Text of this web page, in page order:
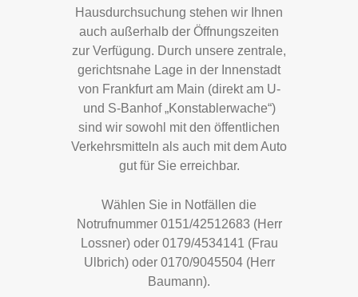
Hausdurchsuchung stehen wir Ihnen
auch außerhalb der Öffnungszeiten
zur Verfügung. Durch unsere zentrale,
gerichtsnahe Lage in der Innenstadt
von Frankfurt am Main (direkt am U-
und S-Banhof „Konstablerwache“)
sind wir sowohl mit den öffentlichen
Verkehrsmitteln als auch mit dem Auto
gut für Sie erreichbar.
Wählen Sie in Notfällen die
Notrufnummer 0151/42512683 (Herr
Lossner) oder 0179/4534141 (Frau
Ulbrich) oder 0170/9045504 (Herr
Baumann).